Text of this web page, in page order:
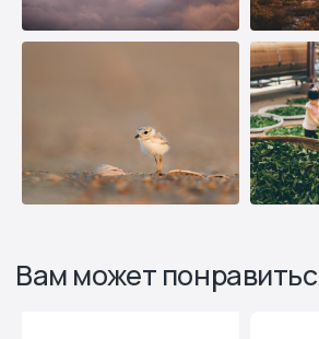
Узнайте, какое оборудование
подойдет под ваш объект и
подробный расчет прямо в онлайн-режиме!